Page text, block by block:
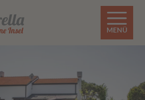
MENÜ